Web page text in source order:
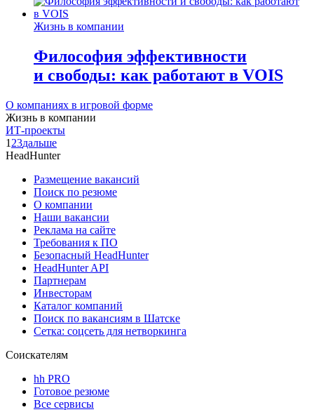
Жизнь в компании
Философия эффективности
и свободы: как работают в VOIS
О компаниях в игровой форме
Жизнь в компании
ИТ-проекты
1 23дальше
HeadHunter
Размещение вакансий
Поиск по резюме
О компании
Наши вакансии
Реклама на сайте
Требования к ПО
Безопасный HeadHunter
HeadHunter API
Партнерам
Инвесторам
Каталог компаний
Поиск по вакансиям в Шатске
Сетка: соцсеть для нетворкинга
Соискателям
hh PRO
Готовое резюме
Все сервисы